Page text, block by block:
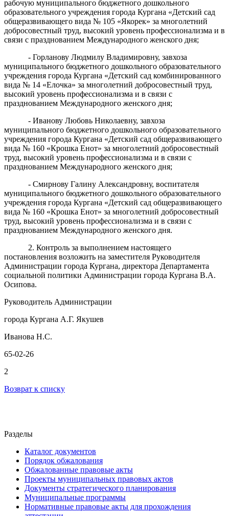
рабочую муниципального бюджетного дошкольного
образовательного учреждения города Кургана «Детский сад
общеразвивающего вида № 105 «Якорек» за многолетний
добросовестный труд, высокий уровень профессионализма и в
связи с празднованием Международного женского дня;
- Горланову Людмилу Владимировну, завхоза
муниципального бюджетного дошкольного образовательного
учреждения города Кургана «Детский сад комбинированного
вида № 14 «Елочка» за многолетний добросовестный труд,
высокий уровень профессионализма и в связи с
празднованием Международного женского дня;
- Иванову Любовь Николаевну, завхоза
муниципального бюджетного дошкольного образовательного
учреждения города Кургана «Детский сад общеразвивающего
вида № 160 «Крошка Енот» за многолетний добросовестный
труд, высокий уровень профессионализма и в связи с
празднованием Международного женского дня;
- Смирнову Галину Александровну, воспитателя
муниципального бюджетного дошкольного образовательного
учреждения города Кургана «Детский сад общеразвивающего
вида № 160 «Крошка Енот» за многолетний добросовестный
труд, высокий уровень профессионализма и в связи с
празднованием Международного женского дня.
2. Контроль за выполнением настоящего
постановления возложить на заместителя Руководителя
Администрации города Кургана, директора Департамента
социальной политики Администрации города Кургана В.А.
Осипова.
Руководитель Администрации
города Кургана А.Г. Якушев
Иванова Н.С.
65-02-26
2
Возврат к списку
Разделы
Каталог документов
Порядок обжалования
Обжалованные правовые акты
Проекты муниципальных правовых актов
Документы стратегического планирования
Муниципальные программы
Нормативные правовые акты для прохождения